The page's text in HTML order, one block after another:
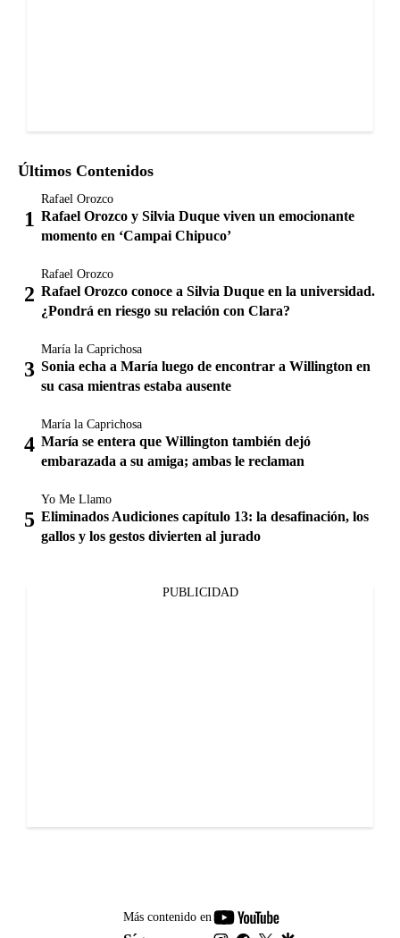
Últimos Contenidos
Rafael Orozco
Rafael Orozco y Silvia Duque viven un emocionante
momento en ‘Campai Chipuco’
Rafael Orozco
Rafael Orozco conoce a Silvia Duque en la universidad.
¿Pondrá en riesgo su relación con Clara?
María la Caprichosa
Sonia echa a María luego de encontrar a Willington en
su casa mientras estaba ausente
María la Caprichosa
María se entera que Willington también dejó
embarazada a su amiga; ambas le reclaman
Yo Me Llamo
Eliminados Audiciones capítulo 13: la desafinación, los
gallos y los gestos divierten al jurado
PUBLICIDAD
Más contenido en
youtube-
footer